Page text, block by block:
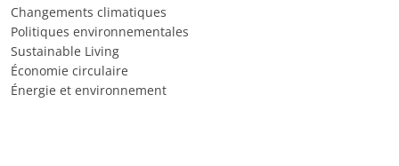
Changements climatiques
Politiques environnementales
Sustainable Living
Économie circulaire
Énergie et environnement